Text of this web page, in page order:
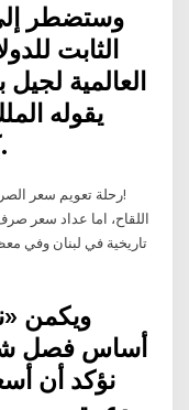
وستضطر
الثابت
العالمية
يقوله
كلمته المقتضبة قبل أسبوع.
رحلة تعويم سعر
ويكمن
أساس فصل
نؤكد أن